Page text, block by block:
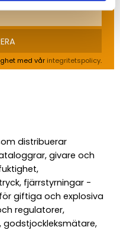
med vår integritetspolicy.
distribuerar
givare och
fjärrstyrningar -
giftiga och explosiva
regulatorer,
godstjockleksmätare,